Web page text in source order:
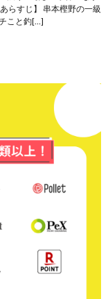
らすじ】 串本樫野の一級
こと釣[…]